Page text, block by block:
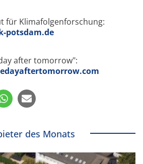
für Klimafolgenforschung:
potsdam.de
after tomorrow":
des Monats